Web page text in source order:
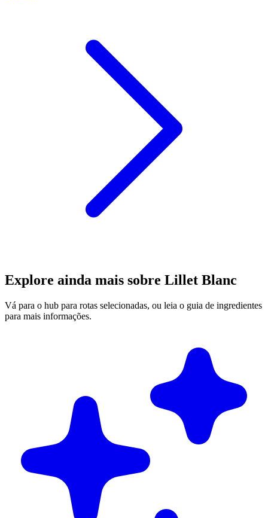
Explore ainda mais sobre Lillet Blanc
Vá para o hub para rotas selecionadas, ou leia o guia de ingredientes
para mais informações.